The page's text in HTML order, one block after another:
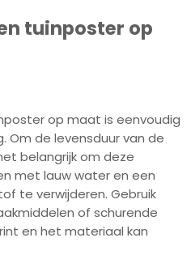
tuinposter op
op maat is eenvoudig
Om de levensduur van de
belangrijk om deze
met lauw water en een
te verwijderen. Gebruik
of schurende
en het materiaal kan